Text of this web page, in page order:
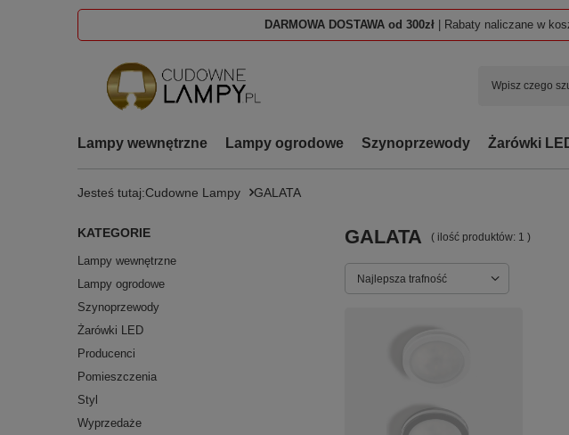
DARMOWA DOSTAWA od 300zł | Rabaty naliczane w
Lampy wewnętrzne Lampy ogrodowe Szynoprzewody Żarówki
Jesteś tutaj:Cudowne Lampy GALATA
KATEGORIE
Lampy wewnętrzne
Lampy ogrodowe
Szynoprzewody
Żarówki LED
Producenci
Pomieszczenia
Styl
Wyprzedaże
GALATA ( ilość produktów: 1 )
Zmień sortowanie
Najlepsza trafność